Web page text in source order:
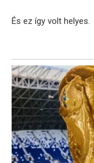
És ez így volt helyes.